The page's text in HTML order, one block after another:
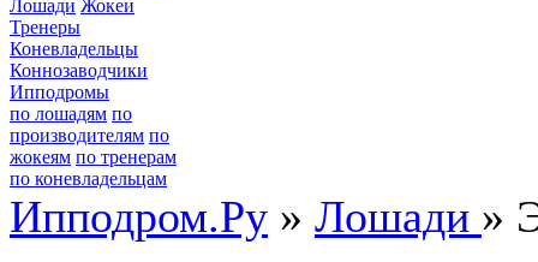
Лошади Жокеи
Тренеры
Коневладельцы
Коннозаводчики
Ипподромы
по лошадям по
производителям по
жокеям по тренерам
по коневладельцам
Ипподром.Ру » Лошади »